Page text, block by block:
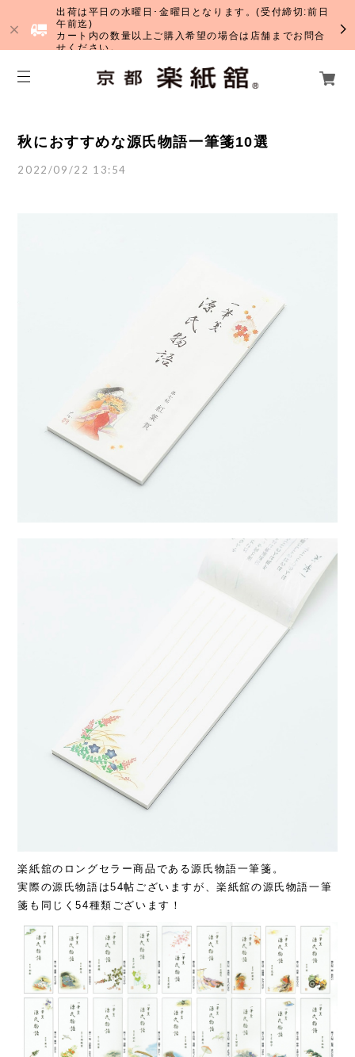
出荷は平日の水曜日･金曜日となります。(受付締切:前日
午前迄)
カート内の数量以上ご購入希望の場合は店舗までお問合
せください。
秋におすすめな源氏物語一筆箋10選
2022/09/22 13:54
楽紙舘のロングセラー商品である源氏物語一筆箋。
実際の源氏物語は54帖ございますが、楽紙舘の源氏物語一筆
箋も同じく54種類ございます！